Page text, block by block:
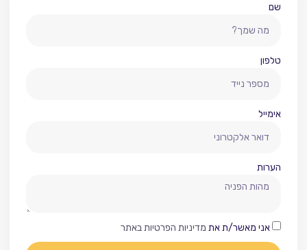
שם
טלפון
אימייל
הערות
אני מאשר/ת את מדיניות הפרטיות באתר